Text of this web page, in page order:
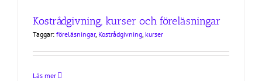
Kostrådgivning, kurser och föreläsningar
Taggar: föreläsningar, Kostrådgivning, kurser
Läs mer